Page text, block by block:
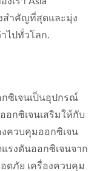
สำคัญที่สุดและมุ่ง
ไปทั่วโลก.
ซิเจนเป็นอุปกรณ์
กซิเจนเสริมให้กับ
งควบคุมออกซิเจน
รงดันออกซิเจนจาก
ดภัย เครื่องควบคุม